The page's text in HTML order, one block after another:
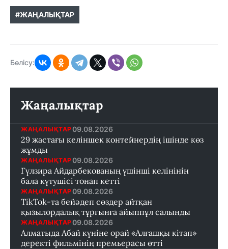
#ЖАҢАЛЫҚТАР
Бөлісу:
Жаңалықтар
ЖАҢАЛЫҚТАР 09.08.2026
29 жастағы келіншек контейнердің ішінде көз
жұмды
ЖАҢАЛЫҚТАР 09.08.2026
Гүлзира Айдарбекованың үшінші келінінін
бала күтушісі тонап кетті
ЖАҢАЛЫҚТАР 09.08.2026
TikTok-та бейәдеп сөздер айтқан
қызылордалық тұрғынға айыппұл салынды
ЖАҢАЛЫҚТАР 09.08.2026
Алматыда Абай күніне орай «Алғашқы кітап»
деректі фильмінің премьерасы өтті